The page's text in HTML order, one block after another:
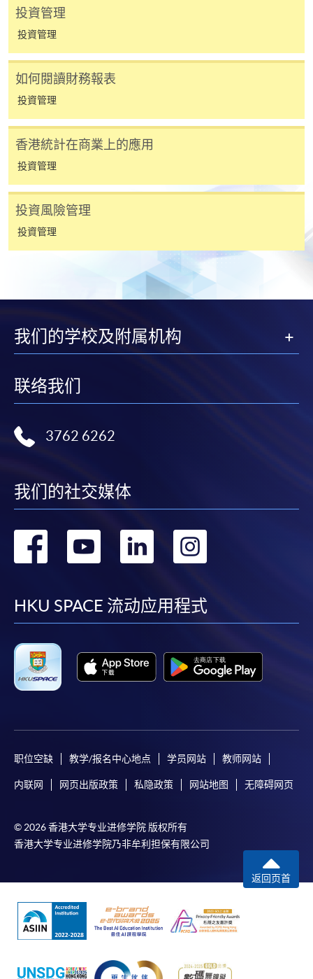
選用網上報名服務必須在已接駁互聯網及支援
JavaScript程式瀏覽器的電腦上進行。建議選用
必須重新開始整個申請程序。
網上報名只支援「提早報讀優惠」。如需享用其他
報讀優惠，請親臨學院的報名中心報名。
在網上報名過程中，由於提交課程申請和付款在系
統處理上為兩個不同的程序，成功付款並不保證成
功被獲取錄。任何不成功的申請，課程組職員將儘
申請人應注意，不論親身或網上報讀，相同的課
程/科目只可提交一次申請。
子郵件帳戶。請保留確定回條作日後查詢用途。
法例規定外，一切已繳費用，概不退還。
如須甄選入學，則正式收據並不可作為 閣下已獲
請者是否獲取錄。落選的申請人將獲退還已繳交的
本學院為學院開設的其中一些課程提供在線服務的平台。雖然
卻不能為這些資訊作出任何明確或隱含的保證。本學院尤其不
會保證下列各項：資訊並無侵犯版權，資訊可安全使用、資訊
本學院（包括其僱員及附屬機構）對你在網上付款而由下列原
因所導致的任何損失，一概不負責；上述原因包括：（1）由
來的任何信息或資訊中出現的疏忽、錯誤、誤差或遺漏；
誤；（4）任何由付款的網關引起或與付款的網關相關的原
以上中文本純作參考之用，如內容與英文版本有任何歧義，一
付款方法
(WeChat Pay) 或支付寶(Alipay)
投資管理
投資管理
如何閱讀財務報表
投資管理
香港統計在商業上的應用
投資管理
投資風險管理
投資管理
我们的学校及附属机构
联络我们
3762 6262
我们的社交媒体
转
facebook
转
youtube
转
linkedin
HKU SPACE 流动应用程式
职位空缺 教学/报名中心地点 学员网站 教师网站
内联网 网页出版政策 私隐政策 网站地图 无障碍网页
© 2026 香港大学专业进修学院 版权所有
香港大学专业进修学院乃非牟利担保有限公司
返回页首